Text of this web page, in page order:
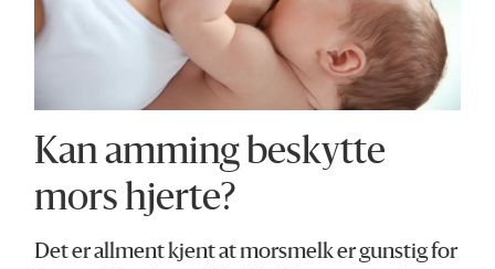
Kan amming beskytte
mors hjerte?
Det er allment kjent at morsmelk er gunstig for